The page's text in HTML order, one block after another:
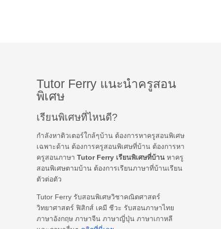
Tutor Ferry แนะนำครูสอน
พิเศษ
เรียนพิเศษที่ไหนดี?
กำลังหาติวเตอร์ใกล้ๆบ้าน ต้องการหาครูสอนพิเศษ
เฉพาะด้าน ต้องการครูสอนพิเศษที่บ้าน ต้องการหา
ครูสอนภาษา Tutor Ferry เรียนพิเศษที่บ้าน หาครู
สอนพิเศษตามบ้าน ต้องการเรียนภาษาที่บ้านเรียน
ตัวต่อตัว
Tutor Ferry รับสอนพิเศษวิชาคณิตศาสตร์
วิทยาศาสตร์ ฟิสิกส์ เคมี ชีวะ รับสอนภาษาไทย
ภาษาอังกฤษ ภาษาจีน ภาษาญี่ปุ่น ภาษาเกาหลี